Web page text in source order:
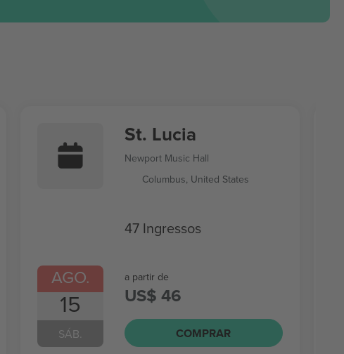
AGO.
15
SÁB.
St. Lucia
Newport Music Hall
Columbus, United States
47 Ingressos
a partir de
US$ 46
COMPRAR